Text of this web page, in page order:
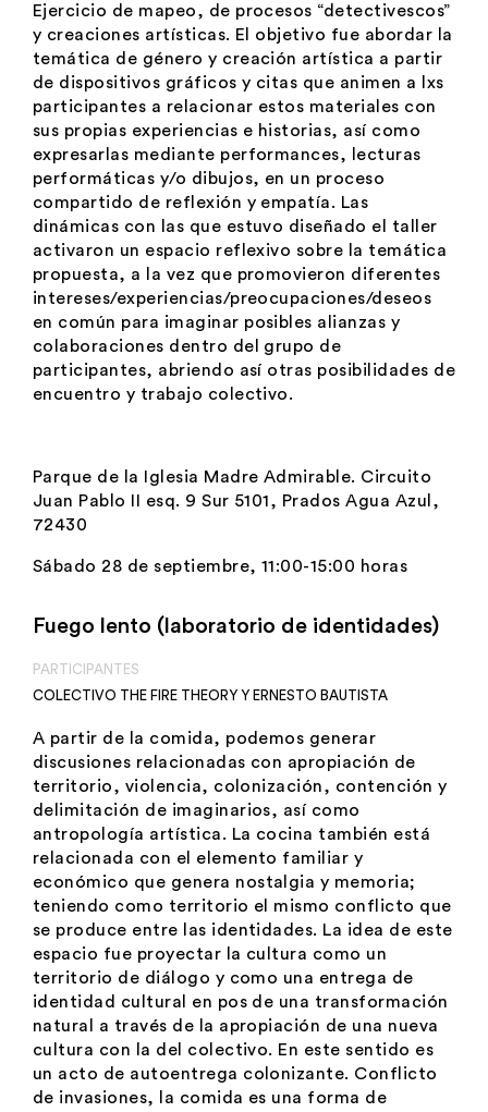
Ejercicio de mapeo, de procesos “detectivescos”
y creaciones artísticas. El objetivo fue abordar la
temática de género y creación artística a partir
de dispositivos gráficos y citas que animen a lxs
participantes a relacionar estos materiales con
sus propias experiencias e historias, así como
expresarlas mediante performances, lecturas
performáticas y/o dibujos, en un proceso
compartido de reflexión y empatía. Las
dinámicas con las que estuvo diseñado el taller
activaron un espacio reflexivo sobre la temática
propuesta, a la vez que promovieron diferentes
intereses/experiencias/preocupaciones/deseos
en común para imaginar posibles alianzas y
colaboraciones dentro del grupo de
participantes, abriendo así otras posibilidades de
encuentro y trabajo colectivo.
Parque de la Iglesia Madre Admirable. Circuito
Juan Pablo II esq. 9 Sur 5101, Prados Agua Azul,
72430
Sábado 28 de septiembre, 11:00-15:00 horas
Fuego lento (laboratorio de identidades)
PARTICIPANTES
COLECTIVO THE FIRE THEORY Y ERNESTO BAUTISTA
A partir de la comida, podemos generar
discusiones relacionadas con apropiación de
territorio, violencia, colonización, contención y
delimitación de imaginarios, así como
antropología artística. La cocina también está
relacionada con el elemento familiar y
económico que genera nostalgia y memoria;
teniendo como territorio el mismo conflicto que
se produce entre las identidades. La idea de este
espacio fue proyectar la cultura como un
territorio de diálogo y como una entrega de
identidad cultural en pos de una transformación
natural a través de la apropiación de una nueva
cultura con la del colectivo. En este sentido es
un acto de autoentrega colonizante. Conflicto
de invasiones, la comida es una forma de